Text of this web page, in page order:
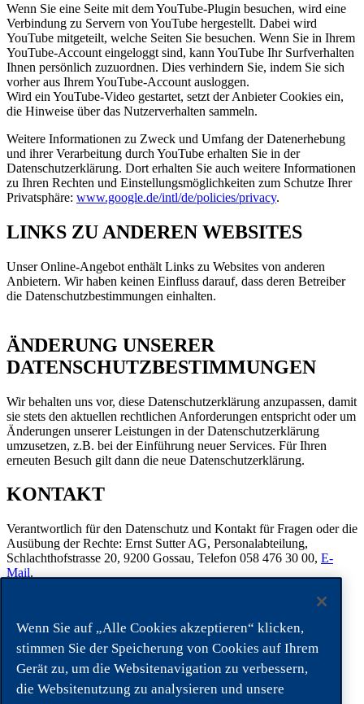
Wenn Sie eine Seite mit dem YouTube-Plugin besuchen, wird eine
Verbindung zu Servern von YouTube hergestellt. Dabei wird
YouTube mitgeteilt, welche Seiten Sie besuchen. Wenn Sie in Ihrem
YouTube-Account eingeloggt sind, kann YouTube Ihr Surfverhalten
Ihnen persönlich zuzuordnen. Dies verhindern Sie, indem Sie sich
vorher aus Ihrem YouTube-Account ausloggen.
Wird ein YouTube-Video gestartet, setzt der Anbieter Cookies ein,
die Hinweise über das Nutzerverhalten sammeln.
Weitere Informationen zu Zweck und Umfang der Datenerhebung
und ihrer Verarbeitung durch YouTube erhalten Sie in der
Datenschutzerklärung. Dort erhalten Sie auch weitere Informationen
zu Ihren Rechten und Einstellungsmöglichkeiten zum Schutze Ihrer
Privatsphäre: www.google.de/intl/de/policies/privacy.
LINKS ZU ANDEREN WEBSITES
Unser Online-Angebot enthält Links zu Websites von anderen
Anbietern. Wir haben keinen Einfluss darauf, dass deren Betreiber
die Datenschutzbestimmungen einhalten.
ÄNDERUNG UNSERER
DATENSCHUTZBESTIMMUNGEN
Wir behalten uns vor, diese Datenschutzerklärung anzupassen, damit
sie stets den aktuellen rechtlichen Anforderungen entspricht oder um
Änderungen unserer Leistungen in der Datenschutzerklärung
umzusetzen, z.B. bei der Einführung neuer Services. Für Ihren
erneuten Besuch gilt dann die neue Datenschutzerklärung.
KONTAKT
Verantwortlich für den Datenschutz und Kontakt für Fragen oder die
Ausübung der Rechte: Ernst Sutter AG, Personalabteilung,
Schlachthofstrasse 20, 9200 Gossau, Telefon 058 476 30 00, E-
Mail.
Säntis 2502 m. ü. M.
Ernst Sutter AG
Schlachthofstrasse 20
Wenn Sie auf „Alle Cookies akzeptieren“ klicken,
stimmen Sie der Speicherung von Cookies auf Ihrem
Gerät zu, um die Websitenavigation zu verbessern,
die Websitenutzung zu analysieren und unsere